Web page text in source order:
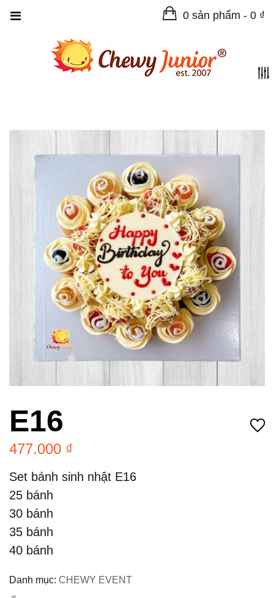
0 sản phẩm - 0 ₫
E16
477.000 ₫
Set bánh sinh nhật E16
25 bánh
30 bánh
35 bánh
40 bánh
Danh mục: CHEWY EVENT